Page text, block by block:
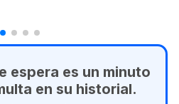
espera es un minuto
en su historial.